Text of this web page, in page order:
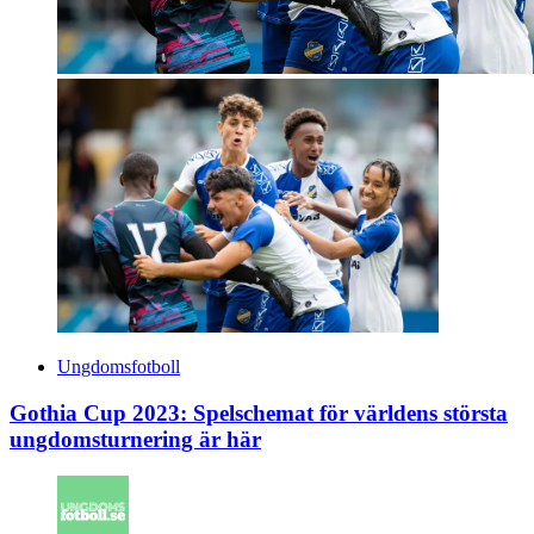
Ungdomsfotboll
Gothia Cup 2023: Spelschemat för världens största
ungdomsturnering är här